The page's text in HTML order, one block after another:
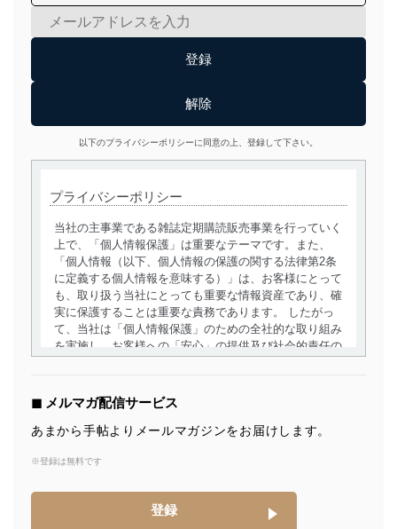
以下のプライバシーポリシーに同意の上、登録して下さい。
プライバシーポリシー
当社の主事業である雑誌定期購読販売事業を行っていく
上で、「個人情報保護」は重要なテーマです。また、
「個人情報（以下、個人情報の保護の関する法律第2条
に定義する個人情報を意味する）」は、お客様にとって
も、取り扱う当社にとっても重要な情報資産であり、確
実に保護することは重要な責務であります。 したがっ
て、当社は「個人情報保護」のための全社的な取り組み
を実施し、お客様への「安心」の提供及び社会的責任の
個人情報の取得・利用・提供について
当社は、個人情報の取得・利用・提供に際して、その利
達成に必要な範囲内で適法かつ公正な手段によって取
個人情報は、同意を得ずに目的外利用、第三者への提
供・開示は行いません。当社においてはこれらの取り組
◼︎ メルマガ配信サービス
あまから手帖よりメールマガジンをお届けします。
※登録は無料です
登録